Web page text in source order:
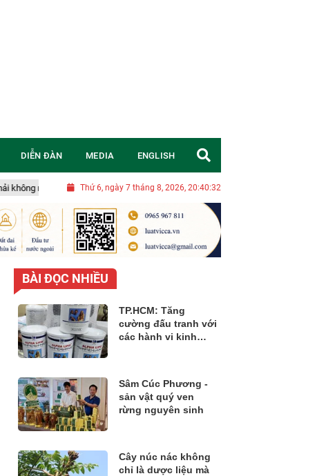
Nghị quyết 20-NQ/TW: Chuyển đổi tư duy, đặt mục tiêu chiến lược để
Thứ 6, ngày 7 tháng 8, 2026, 20:40:34
DIỄN ĐÀN MEDIA ENGLISH
BÀI ĐỌC NHIỀU
TP.HCM: Tăng
cường đấu tranh với
các hành vi kinh
Sâm Cúc Phương -
sản vật quý ven
rừng nguyên sinh
Cây núc nác không
chỉ là dược liệu mà